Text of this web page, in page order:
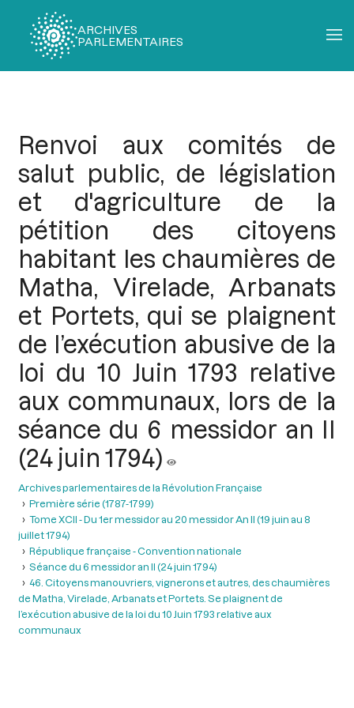
ARCHIVES
PARLEMENTAIRES
Renvoi aux comités de
salut public, de législation
et d'agriculture de la
pétition des citoyens
habitant les chaumières de
Matha, Virelade, Arbanats
et Portets, qui se plaignent
de l’exécution abusive de la
loi du 10 Juin 1793 relative
aux communaux, lors de la
séance du 6 messidor an II
(24 juin 1794)
Archives parlementaires de la Révolution Française
Première série (1787-1799)
Tome XCII - Du 1er messidor au 20 messidor An II (19 juin au 8
juillet 1794)
République française - Convention nationale
Séance du 6 messidor an II (24 juin 1794)
46. Citoyens manouvriers, vignerons et autres, des chaumières
de Matha, Virelade, Arbanats et Portets. Se plaignent de
l’exécution abusive de la loi du 10 Juin 1793 relative aux
communaux